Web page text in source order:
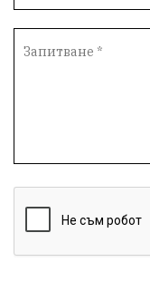
филм храна
Китай